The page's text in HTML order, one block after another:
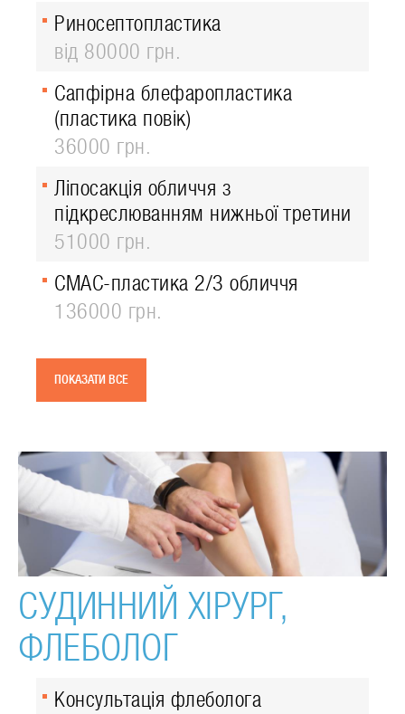
Риносептопластика
від 80000 грн.
Сапфірна блефаропластика
(пластика повік)
36000 грн.
Ліпосакція обличчя з
підкреслюванням нижньої третини
51000 грн.
СМАС-пластика 2/3 обличчя
136000 грн.
ПОКАЗАТИ ВСЕ
СУДИННИЙ ХІРУРГ,
ФЛЕБОЛОГ
Консультація флеболога